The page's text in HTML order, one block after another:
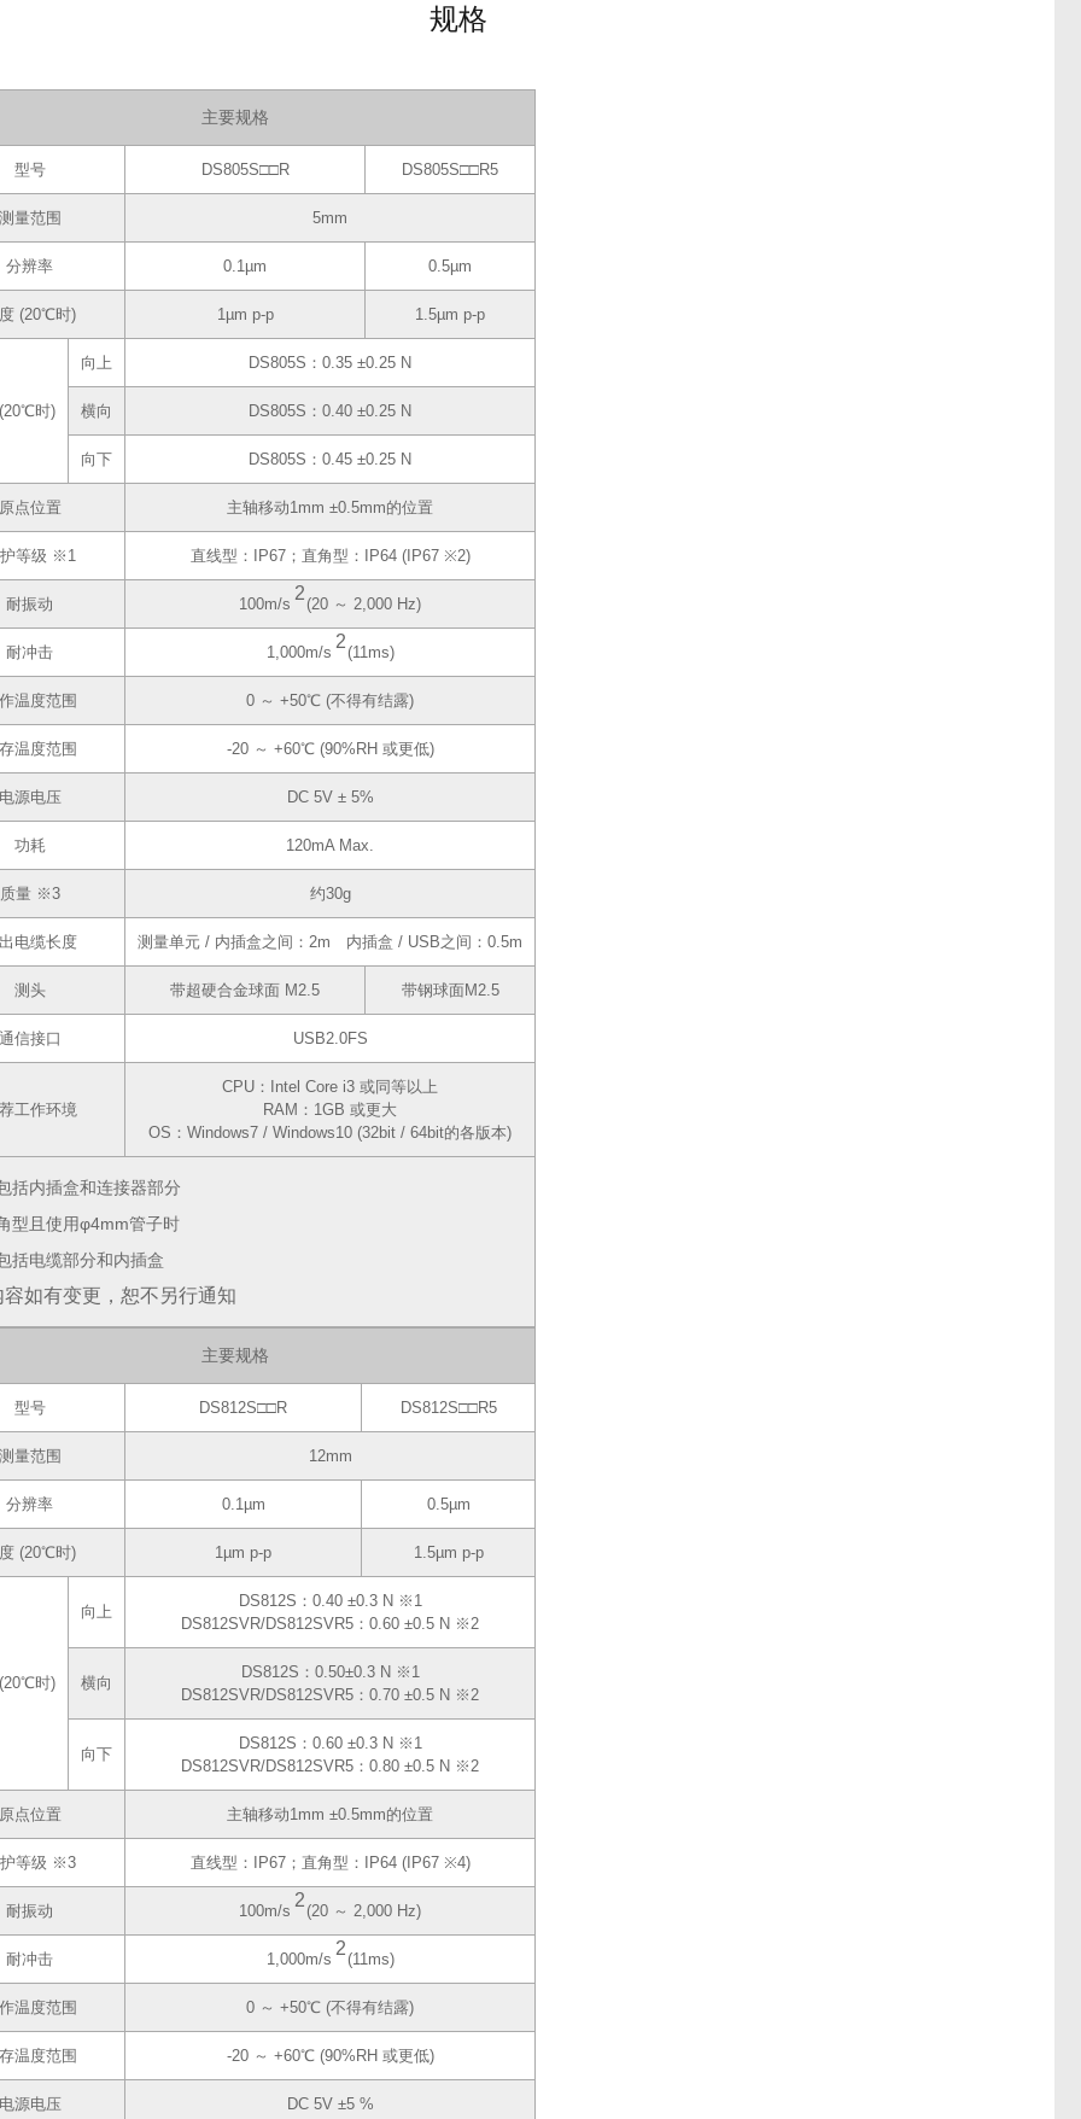
规格
主要规格
括内插盒和连接器部分
型且使用φ4mm管子时
括电缆部分和内插盒
容如有变更，恕不另行通知
型号 DS805S□□R DS805S□□R5
测量范围 5mm
分辨率 0.1µm 0.5µm
(20℃时) 1µm p-p 1.5µm p-p
时)
向上 DS805S：0.35 ±0.25 N
横向 DS805S：0.40 ±0.25 N
向下 DS805S：0.45 ±0.25 N
原点位置 主轴移动1mm ±0.5mm的位置
等级 ※1 直线型：IP67；直角型：IP64 (IP67 ※2)
耐振动 100m/s
2
(20 ～ 2,000 Hz)
耐冲击 1,000m/s
2
(11ms)
温度范围 0 ～ +50℃ (不得有结露)
温度范围 -20 ～ +60℃ (90%RH 或更低)
电源电压 DC 5V ± 5%
功耗 120mA Max.
质量 ※3 约30g
电缆长度 测量单元 / 内插盒之间：2m 内插盒 / USB之间：0.5m
测头 带超硬合金球面 M2.5 带钢球面M2.5
通信接口 USB2.0FS
工作环境
CPU：Intel Core i3 或同等以上
RAM：1GB 或更大
OS：Windows7 / Windows10 (32bit / 64bit的各版本)
主要规格
型号 DS812S□□R DS812S□□R5
测量范围 12mm
分辨率 0.1µm 0.5µm
(20℃时) 1µm p-p 1.5µm p-p
时)
向上
DS812S：0.40 ±0.3 N ※1
DS812SVR/DS812SVR5：0.60 ±0.5 N ※2
横向
DS812S：0.50±0.3 N ※1
DS812SVR/DS812SVR5：0.70 ±0.5 N ※2
向下
DS812S：0.60 ±0.3 N ※1
DS812SVR/DS812SVR5：0.80 ±0.5 N ※2
原点位置 主轴移动1mm ±0.5mm的位置
护等级 ※3 直线型：IP67；直角型：IP64 (IP67 ※4)
耐振动 100m/s
2
(20 ～ 2,000 Hz)
耐冲击 1,000m/s
2
(11ms)
温度范围 0 ～ +50℃ (不得有结露)
温度范围 -20 ～ +60℃ (90%RH 或更低)
电源电压 DC 5V ±5 %